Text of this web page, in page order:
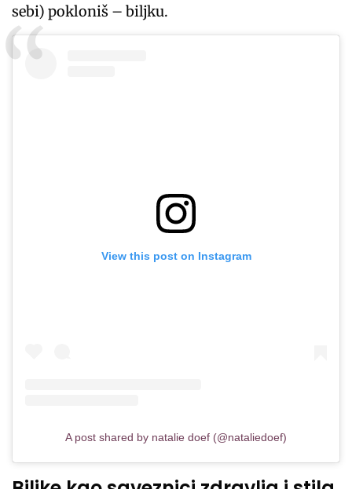
sebi) pokloniš – biljku.
View this post on Instagram
A post shared by natalie doef (@nataliedoef)